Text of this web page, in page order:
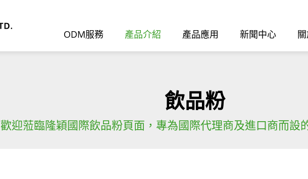
ODM服務 產品介紹 產品應用 新聞中心
飲品粉
歡迎蒞臨隆穎國際飲品粉頁面，專為國際代理商及進口商而設